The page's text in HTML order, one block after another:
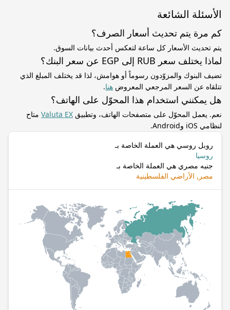
الأسئلة الشائعة
كم مرة يتم تحديث أسعار الصرف؟
يتم تحديث الأسعار كل ساعة لتعكس أحدث بيانات السوق.
لماذا يختلف سعر RUB إلى EGP عن سعر البنك؟
تضيف البنوك والمزوّدون رسوماً أو هوامش، لذا قد يختلف المبلغ الذي
تتلقاه عن السعر المرجعي المعروض هنا.
هل يمكنني استخدام هذا المحوّل على الهاتف؟
نعم. يعمل المحوّل على متصفحات الهاتف، وتطبيق Valuta EX متاح
لنظامي iOS وAndroid.
روبل روسي هي العملة الخاصة بـ
روسيا
جنيه مصري هي العملة الخاصة بـ
مصر, الأراضي الفلسطينية